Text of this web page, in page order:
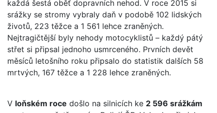
každá šestá oběť dopravních nehod. V roce 2015 si
srážky se stromy vybraly daň v podobě 102 lidských
životů, 223 těžce a 1 561 lehce zraněných.
Nejtragičtější byly nehody motocyklistů – každý pátý
střet si připsal jednoho usmrceného. Prvních devět
měsíců letošního roku připsalo do statistik dalších 58
mrtvých, 167 těžce a 1 228 lehce zraněných.
V loňském roce došlo na silnicích ke 2 596 srážkám